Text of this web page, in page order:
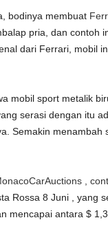
bodinya membuat
pria, dan contoh
dari Ferrari, mobil
mobil sport metalik
serasi dengan itu
Semakin
,
Rossa 8 Juni , yang
mencapai antara $